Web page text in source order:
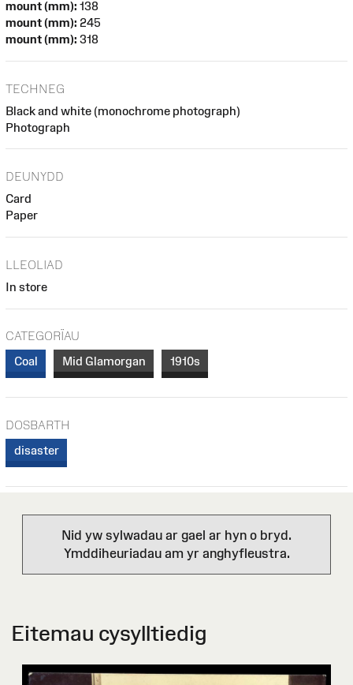
mount (mm): 138
mount (mm): 245
mount (mm): 318
TECHNEG
Black and white (monochrome photograph)
Photograph
DEUNYDD
Card
Paper
LLEOLIAD
In store
CATEGORÏAU
Coal
Mid Glamorgan 1910s
DOSBARTH
disaster
Nid yw sylwadau ar gael ar hyn o bryd.
Ymddiheuriadau am yr anghyfleustra.
Eitemau cysylltiedig